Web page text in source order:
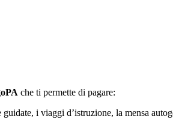
che ti permette di pagare:
i viaggi d’istruzione, la mensa